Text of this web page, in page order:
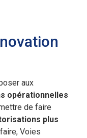
aux
opérationnelles
de faire
plus
Voies